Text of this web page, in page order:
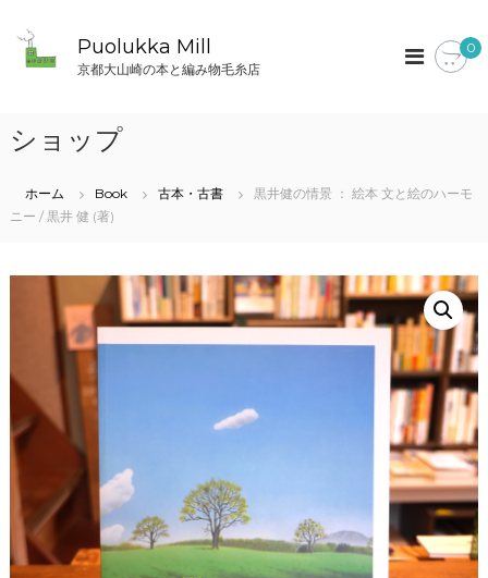
プ
Puolukka Mill
京都大山崎の本と編み物毛糸店
0
ショップ
ホーム Book 古本・古書
黒井健の情景 ： 絵本 文と絵のハーモ
ニー / 黒井 健 (著)